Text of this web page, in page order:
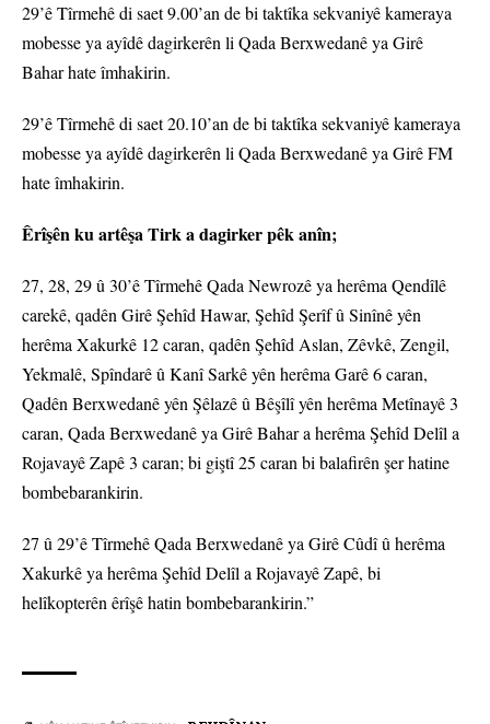
29’ê Tîrmehê di saet 9.00’an de bi taktîka sekvaniyê kameraya
mobesse ya ayîdê dagirkerên li Qada Berxwedanê ya Girê
Bahar hate îmhakirin.
29’ê Tîrmehê di saet 20.10’an de bi taktîka sekvaniyê kameraya
mobesse ya ayîdê dagirkerên li Qada Berxwedanê ya Girê FM
hate îmhakirin.
Êrîşên ku artêşa Tirk a dagirker pêk anîn;
27, 28, 29 û 30’ê Tîrmehê Qada Newrozê ya herêma Qendîlê
carekê, qadên Girê Şehîd Hawar, Şehîd Şerîf û Sinînê yên
herêma Xakurkê 12 caran, qadên Şehîd Aslan, Zêvkê, Zengil,
Yekmalê, Spîndarê û Kanî Sarkê yên herêma Garê 6 caran,
Qadên Berxwedanê yên Şêlazê û Bêşîlî yên herêma Metînayê 3
caran, Qada Berxwedanê ya Girê Bahar a herêma Şehîd Delîl a
Rojavayê Zapê 3 caran; bi giştî 25 caran bi balafirên şer hatine
bombebarankirin.
27 û 29’ê Tîrmehê Qada Berxwedanê ya Girê Cûdî û herêma
Xakurkê ya herêma Şehîd Delîl a Rojavayê Zapê, bi
helîkopterên êrîşê hatin bombebarankirin.”